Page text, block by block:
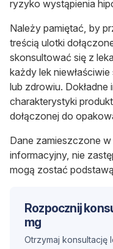
ryzyko wystąpienia
Należy pamiętać, by
treścią ulotki
skonsultować się z
każdy lek
lub zdrowiu.
charakterystyki
dołączonej do
Dane zamieszczone
informacyjny, nie
mogą zostać
Rozpocznij
mg
Otrzymaj konsultację